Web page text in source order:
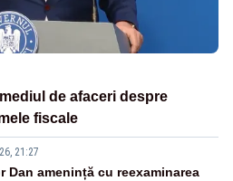
de afaceri despre
fiscale
21:27
Dan amenință cu reexaminarea